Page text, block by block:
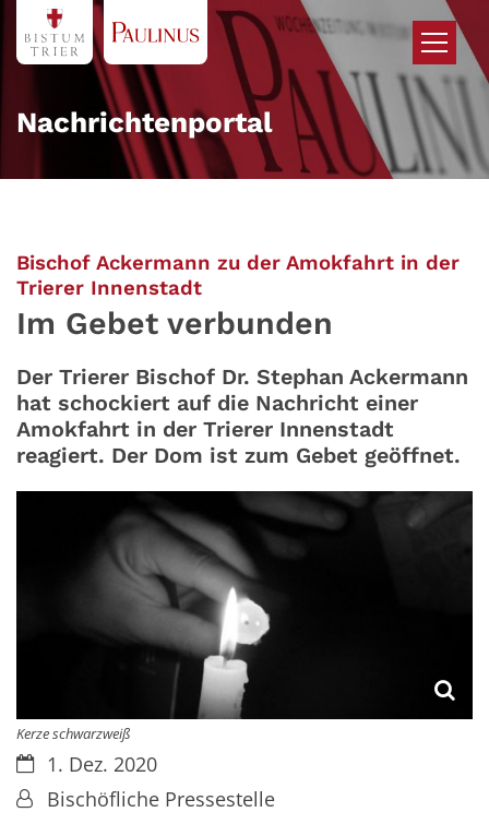
Zum Inhalt springen
Nachrichtenportal
Bischof Ackermann zu der Amokfahrt in der
Trierer Innenstadt:
Im Gebet verbunden
Der Trierer Bischof Dr. Stephan Ackermann
hat schockiert auf die Nachricht einer
Amokfahrt in der Trierer Innenstadt
reagiert. Der Dom ist zum Gebet geöffnet.
Kerze schwarzweiß
Datum:1. Dez. 2020
Von:Bischöfliche Pressestelle